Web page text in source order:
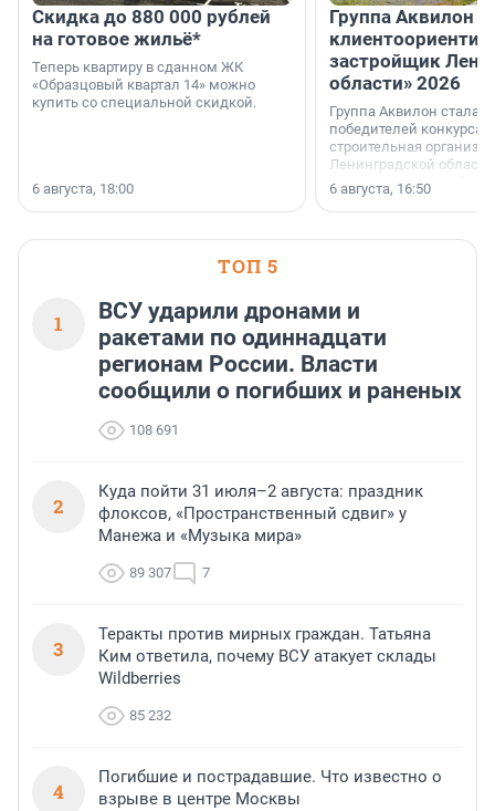
Скидка до 880 000 рублей
на готовое жильё*
Теперь квартиру в сданном ЖК
«Образцовый квартал 14» можно
купить со специальной скидкой.
6 августа, 18:00
Группа Аквилон
застройщик
области» 2026
Группа Аквилон стала
победителей конкурса
строительная
Ленинградской области
номинации «Самый
застройщик
области».
6 августа, 16:50
ТОП 5
1
ВСУ ударили дронами и
ракетами по одиннадцати
регионам России. Власти
сообщили о погибших и раненых
108 691
2
Куда пойти 31 июля–2 августа: праздник
флоксов, «Пространственный сдвиг» у
Манежа и «Музыка мира»
89 307 7
3
Теракты против мирных граждан. Татьяна
Ким ответила, почему ВСУ атакует склады
Wildberries
85 232
4
Погибшие и пострадавшие. Что известно о
взрыве в центре Москвы